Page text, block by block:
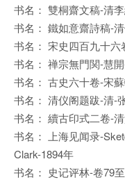
书名： 雙桐齋文稿-清
书名： 鐵如意齋詩稿-
书名： 宋史四百九十
书名： 禅宗無門関-慧
书名： 古史六十卷-宋
书名： 清仪阁题跋-清-
书名： 續古印式二卷-
书名： 上海见闻录-
Clark-1894年
书名： 史记评林-卷79